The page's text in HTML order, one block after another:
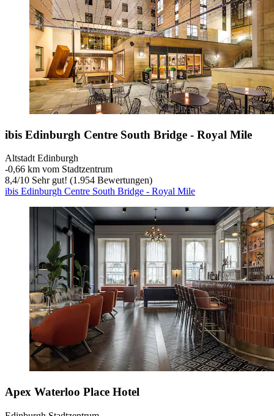
ibis Edinburgh Centre South Bridge - Royal Mile
Altstadt Edinburgh
‐0,66 km vom Stadtzentrum
8,4/10 Sehr gut! (1.954 Bewertungen)
ibis Edinburgh Centre South Bridge - Royal Mile
Apex Waterloo Place Hotel